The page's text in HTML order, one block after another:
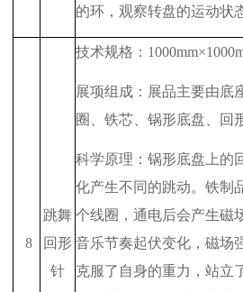
的环，观察转盘的运动状
8
跳舞
回形
针
技术规格： 1000mm×
展项组成：展品主要由底
圈、铁芯、锅形底盘、回
科学原理：锅形底盘上的
化产生不同的跳动。铁制
个线圈，通电后会产生磁
音乐节奏起伏变化，磁场
克服了自身的重力，站立